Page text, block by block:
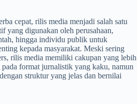
cepat, rilis media menjadi salah satu
yang digunakan oleh perusahaan,
hingga individu publik untuk
kepada masyarakat. Meski sering
rilis media memiliki cakupan yang lebih
format jurnalistik yang kaku, namun
struktur yang jelas dan bernilai